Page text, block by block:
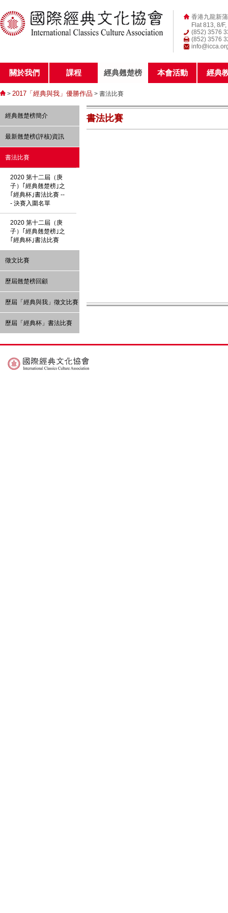
香港九龍新
Flat 813, 8/
(852) 3576
(852) 3576
關於我們 課程 經典翹楚榜 本會活動 經典
> 2017「經典與我」優勝作品 > 書法比賽
經典翹楚榜簡介
最新翹楚榜(評核)資訊
書法比賽
2020 第十二屆（庚
子）｢經典翹楚榜｣之
｢經典杯｣書法比賽 --
- 決賽入圍名單
2020 第十二屆（庚
子）｢經典翹楚榜｣之
｢經典杯｣書法比賽
徵文比賽
歷屆翹楚榜回顧
歷屆「經典與我」徵文比賽
歷屆「經典杯」書法比賽
書法比賽